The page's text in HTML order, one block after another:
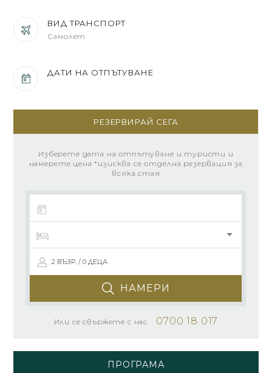
ВИД ТРАНСПОРТ
Самолет
ДАТИ НА ОТПЪТУВАНЕ
РЕЗЕРВИРАЙ СЕГА
Изберете дата на отпътуване и туристи и
намерете цена *изисква се отделна резервация за
всяка стая
2 ВЪЗР. / 0 ДЕЦА
НАМЕРИ
Или се свържете с нас 0700 18 017
ПРОГРАМА